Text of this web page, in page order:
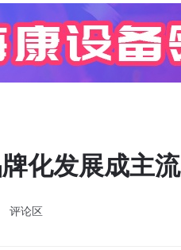
化发展成主流
评论区